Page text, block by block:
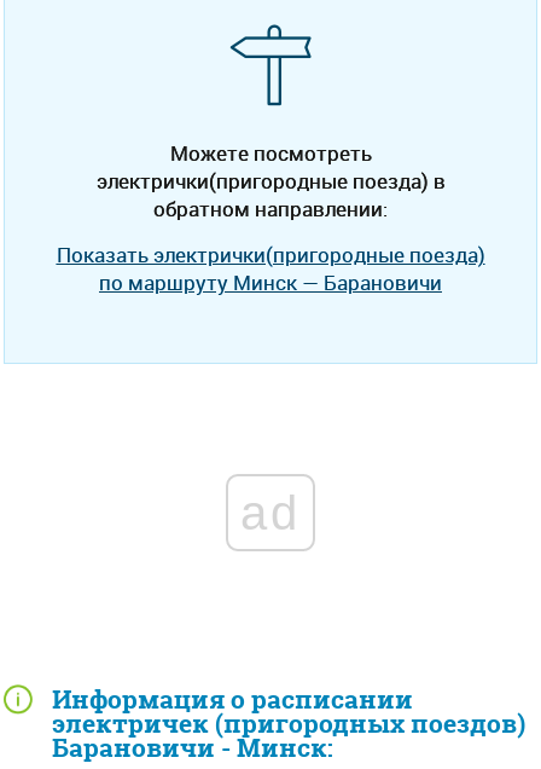
Информация о расписании
электричек (пригородных поездов)
Барановичи - Минск:
Можете посмотреть
электрички(пригородные поезда) в
обратном направлении:
Показать электрички(пригородные поезда)
по маршруту Минск — Барановичи
ad